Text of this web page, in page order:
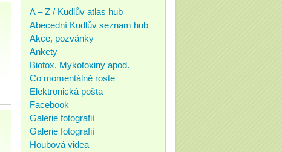
A – Z / Kudlův atlas hub
Abecední Kudlův seznam hub
Akce, pozvánky
Ankety
Biotox, Mykotoxiny apod.
Co momentálně roste
Elektronická pošta
Facebook
Galerie fotografií
Galerie fotografií
Houbová videa